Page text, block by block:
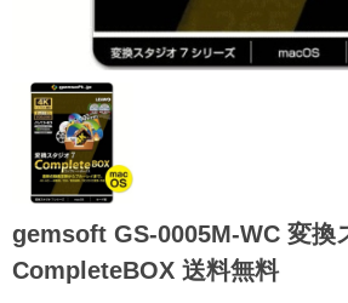
gemsoft GS-0005M-WC 変換
CompleteBOX 送料無料